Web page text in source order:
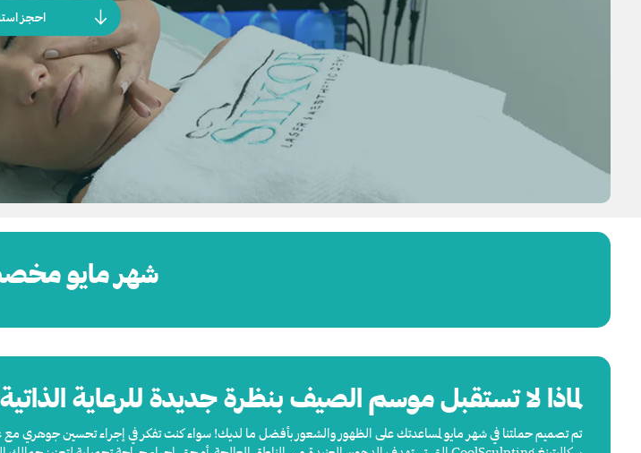
احجز
شهر مايو
لماذا لا تستقبل موسم الصيف بنظرة جديدة للرعاية
تم تصميم حملتنا في شهر مايو لمساعدتك على الظهور والشعور بأفضل ما لديك! سواء كنت تفكر في إجراء تحسين جوهري